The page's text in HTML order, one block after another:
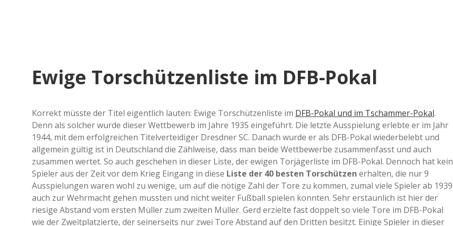
B
a
a
d
e
Ewige Torschützenliste im DFB-Pokal
Korrekt müsste der Titel eigentlich lauten: Ewige Torschützenliste im DFB-Pokal und im Tschammer-Pokal.
Denn als solcher wurde dieser Wettbewerb im Jahre 1935 eingeführt. Die letzte Ausspielung erlebte er im Jahr
1944, mit dem erfolgreichen Titelverteidiger Dresdner SC. Danach wurde er als DFB-Pokal wiederbelebt und
allgemein gültig ist in Deutschland die Zählweise, dass man beide Wettbewerbe zusammenfasst und auch
zusammen wertet. So auch geschehen in dieser Liste, der ewigen Torjägerliste im DFB-Pokal. Dennoch hat kein
Spieler aus der Zeit vor dem Krieg Eingang in diese Liste der 40 besten Torschützen erhalten, die nur 9
Ausspielungen waren wohl zu wenige, um auf die nötige Zahl der Tore zu kommen, zumal viele Spieler ab 1939
auch zur Wehrmacht gehen mussten und nicht weiter Fußball spielen konnten. Sehr erstaunlich ist hier der
riesige Abstand vom ersten Müller zum zweiten Müller. Gerd erzielte fast doppelt so viele Tore im DFB-Pokal
wie der Zweitplatzierte, der seinerseits nur zwei Tore Abstand auf den Dritten besitzt. Einige Spieler in dieser